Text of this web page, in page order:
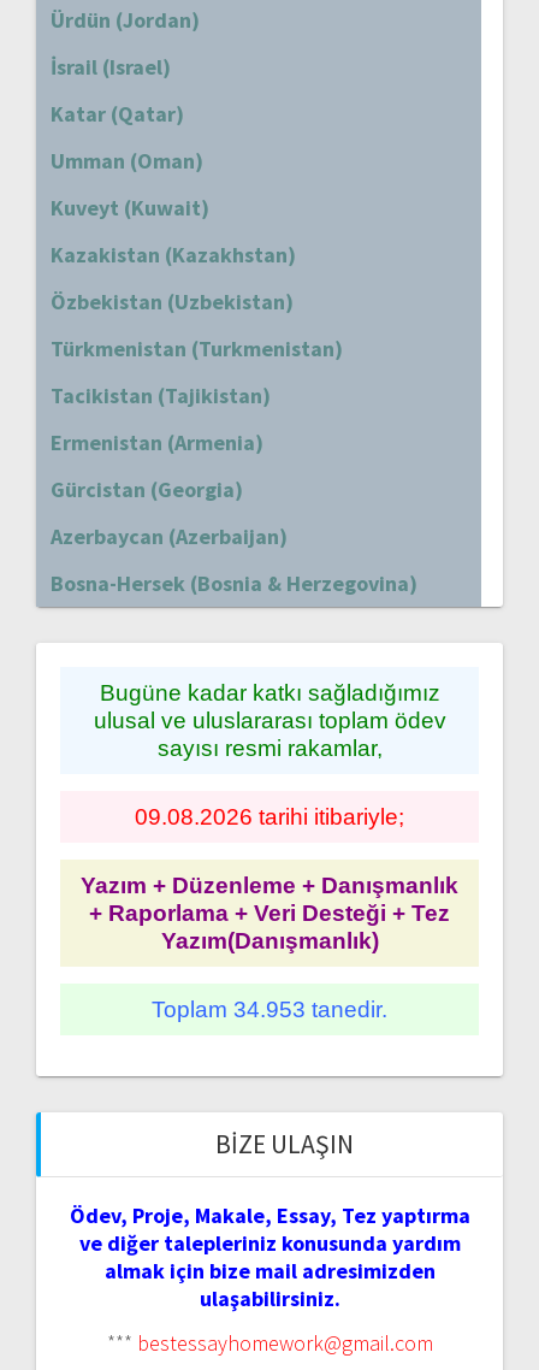
Ürdün (Jordan)
İsrail (Israel)
Katar (Qatar)
Umman (Oman)
Kuveyt (Kuwait)
Kazakistan (Kazakhstan)
Özbekistan (Uzbekistan)
Türkmenistan (Turkmenistan)
Tacikistan (Tajikistan)
Ermenistan (Armenia)
Gürcistan (Georgia)
Azerbaycan (Azerbaijan)
Bosna-Hersek (Bosnia & Herzegovina)
Bugüne kadar katkı sağladığımız
ulusal ve uluslararası toplam ödev
sayısı resmi rakamlar,
09.08.2026 tarihi itibariyle;
Yazım + Düzenleme + Danışmanlık
+ Raporlama + Veri Desteği + Tez
Yazım(Danışmanlık)
Toplam 34.953 tanedir.
BIZE ULAŞIN
Ödev, Proje, Makale, Essay, Tez yaptırma
ve diğer talepleriniz konusunda yardım
almak için bize mail adresimizden
ulaşabilirsiniz.
*** bestessayhomework@gmail.com